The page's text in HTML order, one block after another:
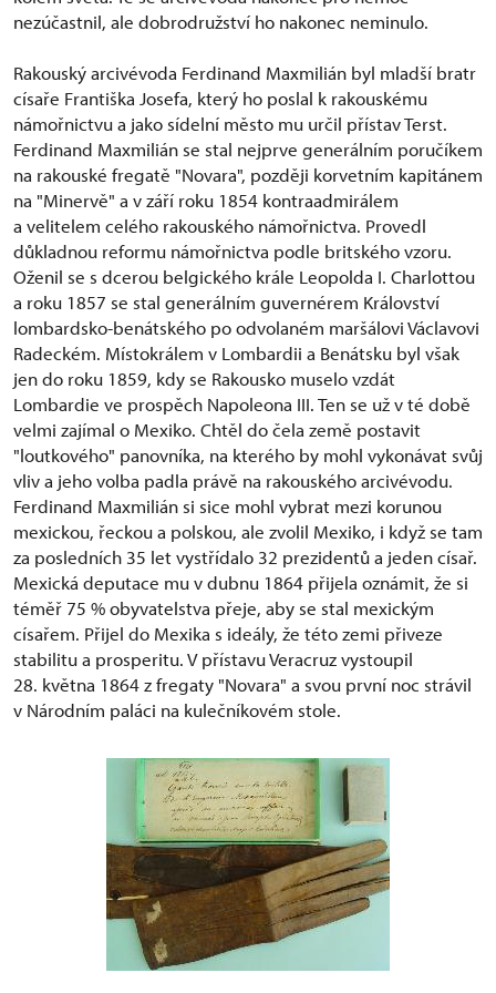
nezúčastnil, ale dobrodružství ho nakonec neminulo.
Rakouský arcivévoda Ferdinand Maxmilián byl mladší bratr
císaře Františka Josefa, který ho poslal k rakouskému
námořnictvu a jako sídelní město mu určil přístav Terst.
Ferdinand Maxmilián se stal nejprve generálním poručíkem
na rakouské fregatě "Novara", později korvetním kapitánem
na "Minervě" a v září roku 1854 kontraadmirálem
a velitelem celého rakouského námořnictva. Provedl
důkladnou reformu námořnictva podle britského vzoru.
Oženil se s dcerou belgického krále Leopolda I. Charlottou
a roku 1857 se stal generálním guvernérem Království
lombardsko-benátského po odvolaném maršálovi Václavovi
Radeckém. Místokrálem v Lombardii a Benátsku byl však
jen do roku 1859, kdy se Rakousko muselo vzdát
Lombardie ve prospěch Napoleona III. Ten se už v té době
velmi zajímal o Mexiko. Chtěl do čela země postavit
"loutkového" panovníka, na kterého by mohl vykonávat svůj
vliv a jeho volba padla právě na rakouského arcivévodu.
Ferdinand Maxmilián si sice mohl vybrat mezi korunou
mexickou, řeckou a polskou, ale zvolil Mexiko, i když se tam
za posledních 35 let vystřídalo 32 prezidentů a jeden císař.
Mexická deputace mu v dubnu 1864 přijela oznámit, že si
téměř 75 % obyvatelstva přeje, aby se stal mexickým
císařem. Přijel do Mexika s ideály, že této zemi přiveze
stabilitu a prosperitu. V přístavu Veracruz vystoupil
28. května 1864 z fregaty "Novara" a svou první noc strávil
v Národním paláci na kulečníkovém stole.